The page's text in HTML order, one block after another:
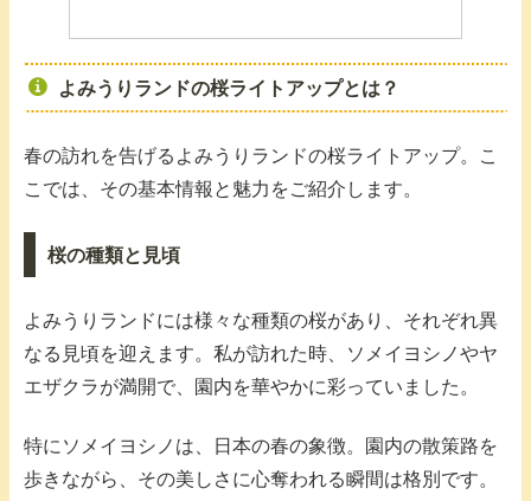
よみうりランドの桜ライトアップとは？
春の訪れを告げるよみうりランドの桜ライトアップ。こ
こでは、その基本情報と魅力をご紹介します。
桜の種類と見頃
よみうりランドには様々な種類の桜があり、それぞれ異
なる見頃を迎えます。私が訪れた時、ソメイヨシノやヤ
エザクラが満開で、園内を華やかに彩っていました。
特にソメイヨシノは、日本の春の象徴。園内の散策路を
歩きながら、その美しさに心奪われる瞬間は格別です。